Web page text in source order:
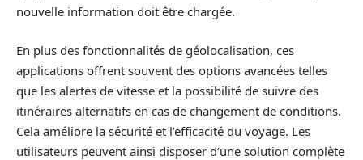
nouvelle information doit être chargée.
En plus des fonctionnalités de géolocalisation, ces
applications offrent souvent des options avancées telles
que les alertes de vitesse et la possibilité de suivre des
itinéraires alternatifs en cas de changement de conditions.
Cela améliore la sécurité et l’efficacité du voyage. Les
utilisateurs peuvent ainsi disposer d’une solution complète